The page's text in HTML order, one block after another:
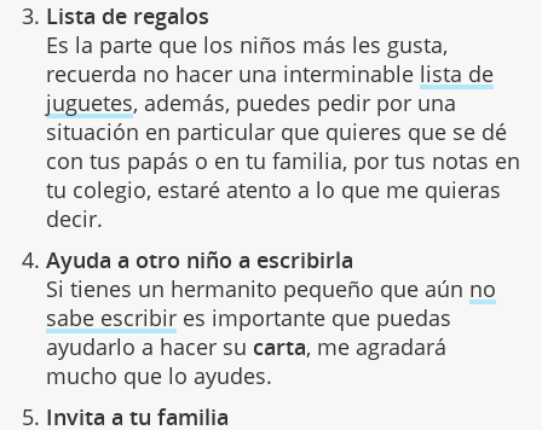
Lista de regalos
Es la parte que los niños más les gusta,
recuerda no hacer una interminable lista de
juguetes, además, puedes pedir por una
situación en particular que quieres que se dé
con tus papás o en tu familia, por tus notas en
tu colegio, estaré atento a lo que me quieras
decir.
Ayuda a otro niño a escribirla
Si tienes un hermanito pequeño que aún no
sabe escribires importante que puedas
ayudarlo a hacer su carta, me agradará
mucho que lo ayudes.
Invita a tu familia